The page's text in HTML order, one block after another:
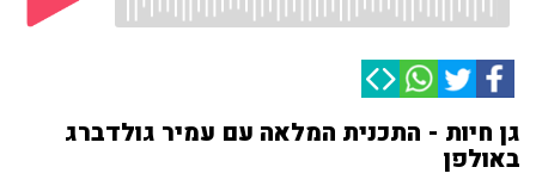
גן חיות - התכנית המלאה עם עמיר גולדברג
באולפן